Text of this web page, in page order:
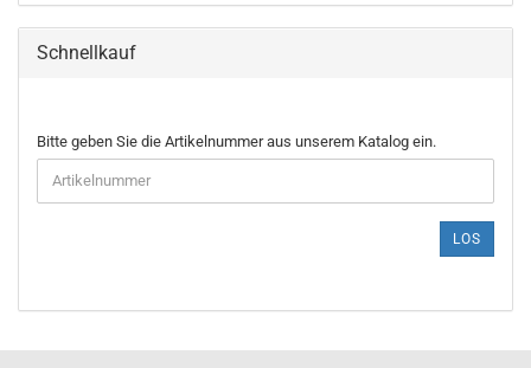
Schnellkauf
Bitte geben Sie die Artikelnummer aus unserem Katalog ein.
LOS